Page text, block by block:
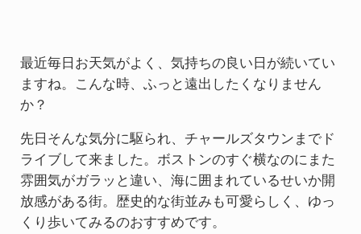
最近毎日お天気がよく、気持ちの良い日が続いてい
ますね。こんな時、ふっと遠出したくなりません
か？
先日そんな気分に駆られ、チャールズタウンまでド
ライブして来ました。ボストンのすぐ横なのにまた
雰囲気がガラッと違い、海に囲まれているせいか開
放感がある街。歴史的な街並みも可愛らしく、ゆっ
くり歩いてみるのおすすめです。